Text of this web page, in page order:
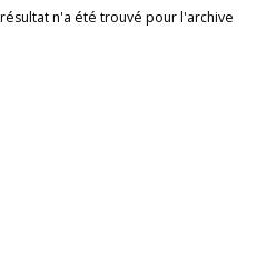
n'a été trouvé pour l'archive